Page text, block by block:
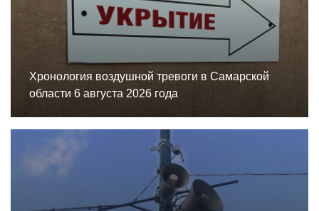
Хронология воздушной тревоги в Самарской
области 6 августа 2026 года